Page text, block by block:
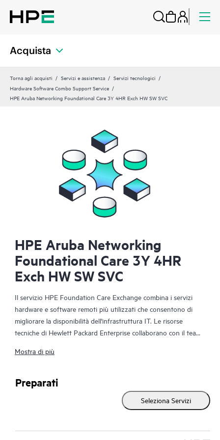
Acquista
Torna agli acquisti Servizi e assistenza
Servizi tecnologici
Hardware Software Combo Support Service
HPE Aruba Networking Foundational Care 3Y 4HR Exch HW SW SVC
HPE Aruba Networking
Foundational Care 3Y 4HR
Exch HW SW SVC
Il servizio HPE Foundation Care Exchange combina i servizi
hardware e software remoti più utilizzati che consentono di
migliorare la disponibilità dell'infrastruttura IT. Le risorse
tecniche di Hewlett Packard Enterprise collaborano con il team
relativi ai prodotti di rete HPE.
La sostituzione dell'hardware offre un servizio rapido e
affidabile di sostituzione delle parti per i prodotti Hewlett
Packard Enterprise idonei. Espressamente destinato ai prodotti
Mostra di più
Preparati
Seleziona Servizi